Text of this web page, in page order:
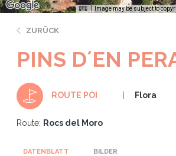
Image may be subject to
ZURÜCK
PINS D´EN
ROUTE POI Flora
Route: Rocs del Moro
DATENBLATT BILDER